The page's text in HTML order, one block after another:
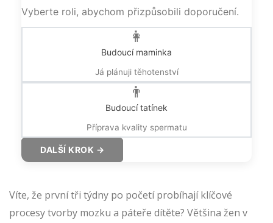
Vyberte roli, abychom přizpůsobili doporučení.
👩
Budoucí maminka
Já plánuji těhotenství
👨
Budoucí tatínek
Příprava kvality spermatu
DALŠÍ KROK →
Víte, že první tři týdny po početí probíhají klíčové
procesy tvorby mozku a páteře dítěte? Většina žen v